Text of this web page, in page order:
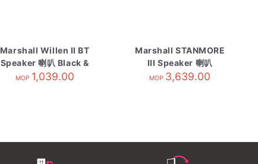
Marshall Willen II BT
Speaker 喇叭 Black &
Brass
MOP 1,039.00
Marshall STANMORE
III Speaker 喇叭
Brown
MOP 3,639.00